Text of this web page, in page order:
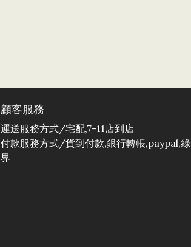
顧客服務
運送服務方式/宅配,7-11店到店
付款服務方式/貨到付款,銀行轉帳,paypal,綠
界